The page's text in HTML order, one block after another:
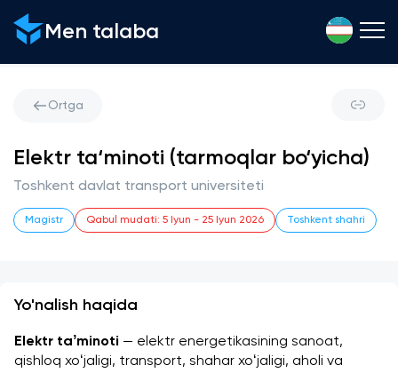
Men talaba
Ortga
Elektr ta‘minoti (tarmoqlar bo‘yicha)
Toshkent davlat transport universiteti
Magistr Qabul mudati: 5 Iyun - 25 Iyun 2026 Toshkent shahri
Yo'nalish haqida
Elektr taʼminoti — elektr energetikasining sanoat,
qishloq xoʻjaligi, transport, shahar xoʻjaligi, aholi va